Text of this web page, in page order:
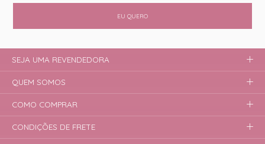
EU QUERO
SEJA UMA REVENDEDORA
QUEM SOMOS
COMO COMPRAR
CONDIÇÕES DE FRETE